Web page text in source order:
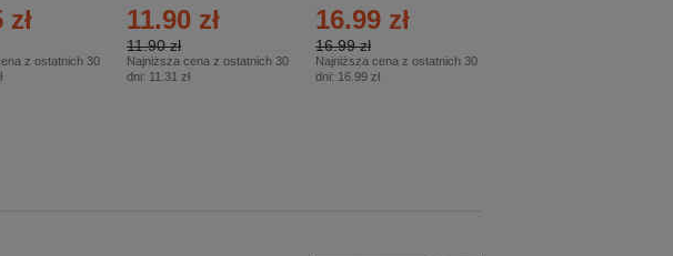
zł
z ostatnich 30
11.90 zł
11.90 zł
Najniższa cena z ostatnich 30
dni: 11.31 zł
16.99 zł
16.99 zł
Najniższa cena z ostatnich 30
dni: 16.99 zł